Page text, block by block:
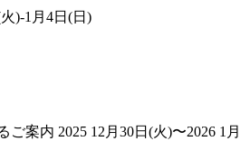
)-1月4日(日)
案内 2025 12月30日(火)〜2026 1月